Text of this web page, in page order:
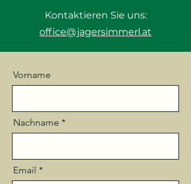
Kontaktieren Sie uns:
office@jagersimmerl.at
Vorname
Nachname
Email